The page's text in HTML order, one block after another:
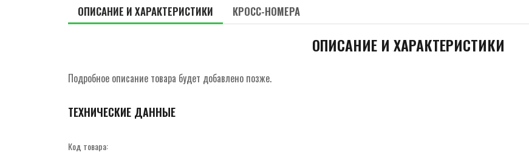
ОПИСАНИЕ И ХАРАКТЕРИСТИКИ КРОСС-НОМЕРА
ОПИСАНИЕ И ХАРАКТЕРИСТИКИ
Подробное описание товара будет добавлено позже.
ТЕХНИЧЕСКИЕ ДАННЫЕ
Код товара: